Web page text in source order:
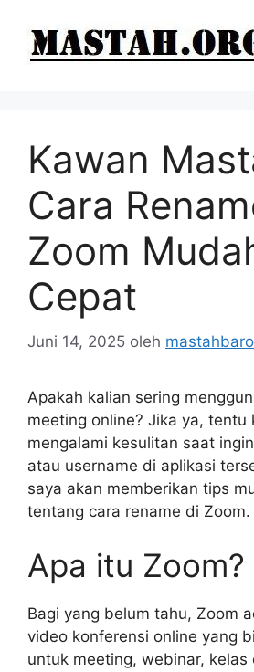
Kawan
Cara
Zoom
Cepat
Juni 14, 2025 oleh
Apakah kalian sering
meeting online? Jika ya, tentu
mengalami kesulitan saat
atau username di aplikasi
saya akan memberikan tips
tentang cara rename di Zoom.
Apa itu Zoom?
Bagi yang belum tahu, Zoom
video konferensi online yang
untuk meeting, webinar, kelas